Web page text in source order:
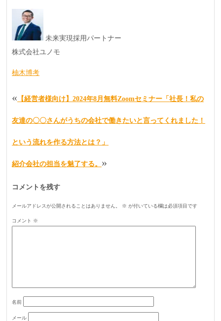
未来実現採用パートナー
株式会社ユノモ
柚木博考
« 【経営者様向け】2024年8月無料Zoomセミナー「社長！私の
友達の〇〇さんがうちの会社で働きたいと言ってくれました！
という流れを作る方法とは？」
紹介会社の担当を魅了する。 »
コメントを残す
メールアドレスが公開されることはありません。 ※ が付いている欄は必須項目です
コメント ※
名前
メール